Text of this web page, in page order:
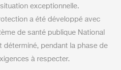
exceptionnelle.
a été développé avec
de santé publique National
déterminé, pendant la phase de
à respecter.